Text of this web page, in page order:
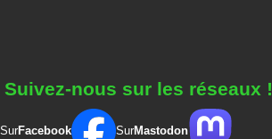
Suivez-nous sur les réseaux !
SurFacebook SurMastodon